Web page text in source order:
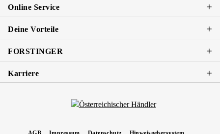
Online Service
Deine Vorteile
FORSTINGER
Karriere